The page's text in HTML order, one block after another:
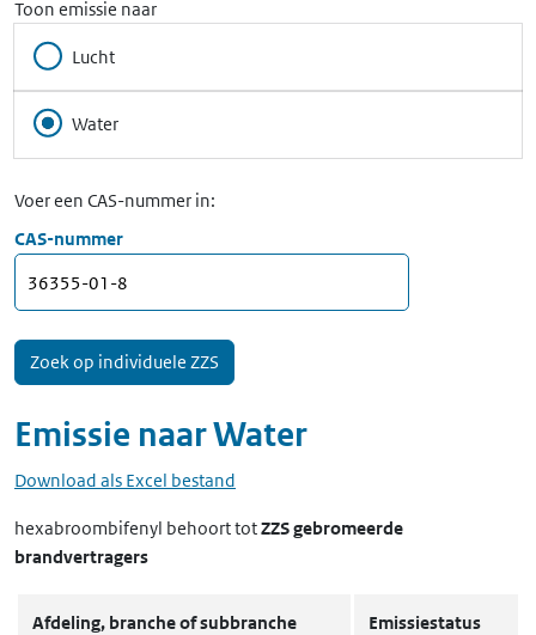
Toon emissie naar
Lucht
Water
Voer een CAS-nummer in:
CAS-nummer
Emissie naarWater
Download als Excel bestand
hexabroombifenyl behoort totZZS gebromeerde
brandvertragers
Afdeling, branche of subbranche Emissiestatus